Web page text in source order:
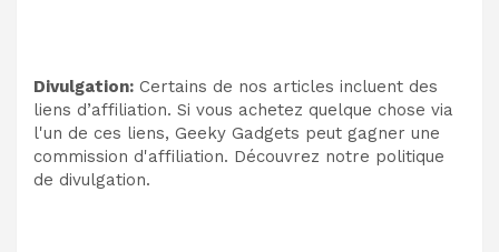
Divulgation: Certains de nos articles incluent des
liens d’affiliation. Si vous achetez quelque chose via
l'un de ces liens, Geeky Gadgets peut gagner une
commission d'affiliation. Découvrez notre politique
de divulgation.